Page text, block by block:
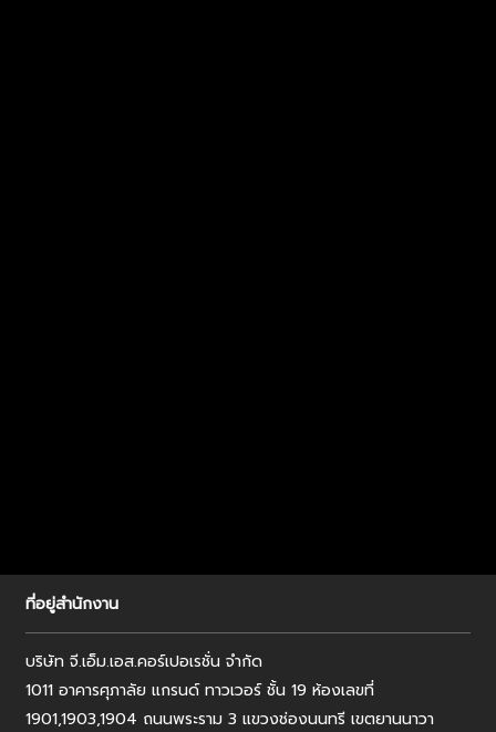
ที่อยู่สำนักงาน
บริษัท จี.เอ็ม.เอส.คอร์เปอเรชั่น จำกัด
1011 อาคารศุภาลัย แกรนด์ ทาวเวอร์ ชั้น 19 ห้องเลขที่
1901,1903,1904 ถนนพระราม 3 แขวงช่องนนทรี เขตยานนาวา